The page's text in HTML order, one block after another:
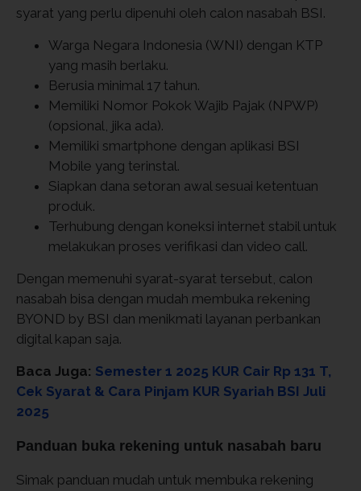
syarat yang perlu dipenuhi oleh calon nasabah BSI.
Warga Negara Indonesia (WNI) dengan KTP
yang masih berlaku.
Berusia minimal 17 tahun.
Memiliki Nomor Pokok Wajib Pajak (NPWP)
(opsional, jika ada).
Memiliki smartphone dengan aplikasi BSI
Mobile yang terinstal.
Siapkan dana setoran awal sesuai ketentuan
produk.
Terhubung dengan koneksi internet stabil untuk
melakukan proses verifikasi dan video call.
Dengan memenuhi syarat-syarat tersebut, calon
nasabah bisa dengan mudah membuka rekening
BYOND by BSI dan menikmati layanan perbankan
digital kapan saja.
Baca Juga: Semester 1 2025 KUR Cair Rp 131 T,
Cek Syarat & Cara Pinjam KUR Syariah BSI Juli
2025
Panduan buka rekening untuk nasabah baru
Simak panduan mudah untuk membuka rekening